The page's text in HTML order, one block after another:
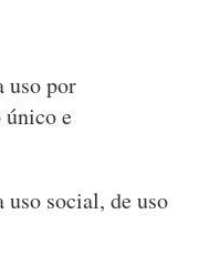
uso por
único e
social, de uso